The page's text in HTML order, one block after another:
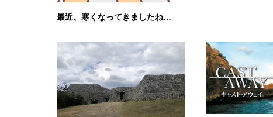
最近、寒くなってきましたね…